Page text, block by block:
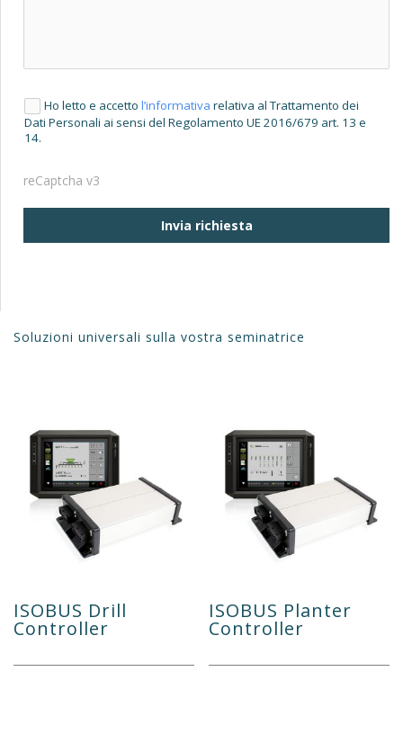
Ho letto e accettol’informativa relativa al Trattamento dei
Dati Personali ai sensi del Regolamento UE 2016/679 art. 13 e
14.
reCaptcha v3
Invia richiesta
Soluzioni universali sulla vostra seminatrice
ISOBUS Drill
Controller
ISOBUS Planter
Controller